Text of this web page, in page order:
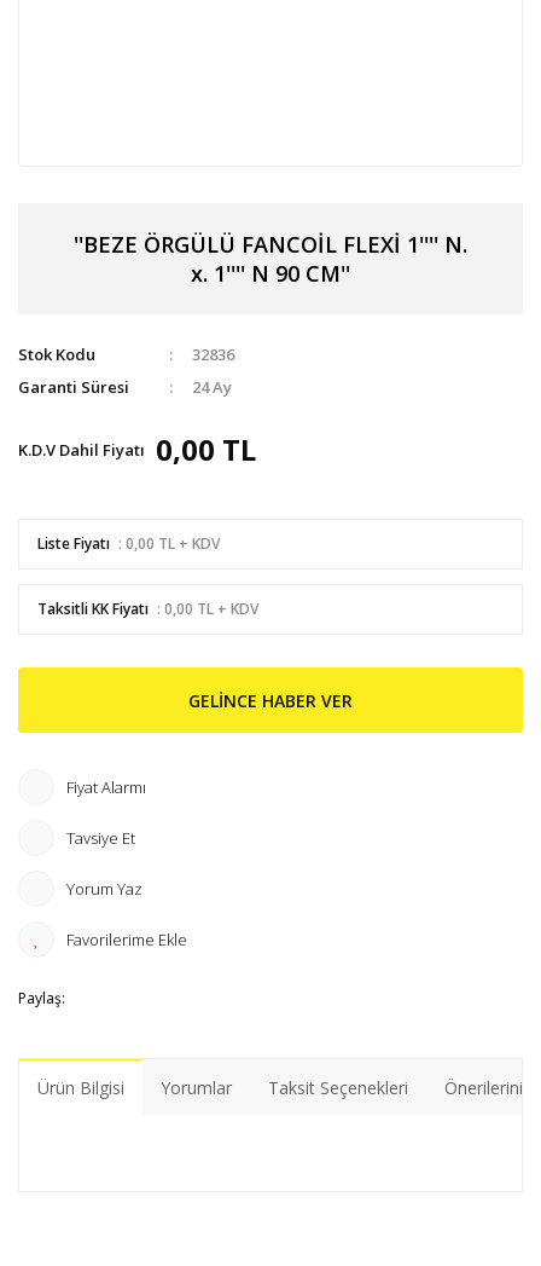
''BEZE ÖRGÜLÜ FANCOİL FLEXİ 1'''' N.
x. 1'''' N 90 CM''
Stok Kodu
32836
Garanti Süresi
24 Ay
K.D.V Dahil Fiyatı 0,00 TL
Liste Fiyatı : 0,00 TL + KDV
Taksitli KK Fiyatı : 0,00 TL + KDV
GELİNCE HABER VER
Fiyat Alarmı
Tavsiye Et
Yorum Yaz
Paylaş:
Ürün Bilgisi Yorumlar Taksit Seçenekleri Önerileriniz